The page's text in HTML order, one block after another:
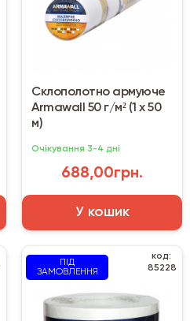
Склополотно армуюче
Armawall 50 г/м² (1 х 50
м)
Очікування 3-4 дні
688,00грн.
У кошик
ПІД
ЗАМОВЛЕННЯ
код:
85228